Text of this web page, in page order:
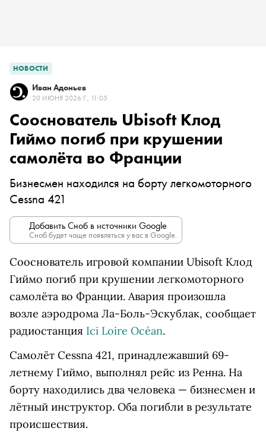
НОВОСТИ
Иван Адоньев
20 ИЮНЯ 2026 Г., 11:05
Сооснователь Ubisoft Клод
Гиймо погиб при крушении
самолёта во Франции
Бизнесмен находился на борту легкомоторного
Cessna 421
Добавить Сноб в источники Google
Сноб будет чаще появляться у вас в Google.
Сооснователь игровой компании Ubisoft Клод
Гиймо погиб при крушении легкомоторного
самолёта во Франции. Авария произошла
возле аэродрома Ла-Боль-Эскублак, сообщает
радиостанция Ici Loire Océan.
Самолёт Cessna 421, принадлежавший 69-
летнему Гиймо, выполнял рейс из Ренна. На
борту находились два человека — бизнесмен и
лётный инструктор. Оба погибли в результате
происшествия.